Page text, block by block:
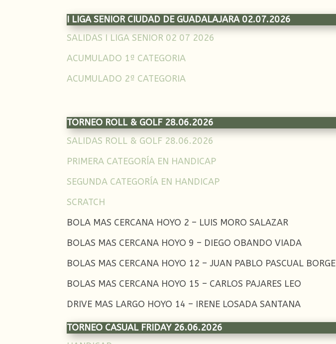
I LIGA SENIOR CIUDAD DE GUADALAJARA 02.07.2026
SALIDAS I LIGA SENIOR 02 07 2026
ACUMULADO 1ª CATEGORIA
ACUMULADO 2ª CATEGORIA
TORNEO ROLL & GOLF 28.06.2026
SALIDAS ROLL & GOLF 28.06.2026
PRIMERA CATEGORÍA EN HANDICAP
SEGUNDA CATEGORÍA EN HANDICAP
SCRATCH
BOLA MAS CERCANA HOYO 2 – LUIS MORO SALAZAR
BOLAS MAS CERCANA HOYO 9 – DIEGO OBANDO VIADA
BOLAS MAS CERCANA HOYO 12 – JUAN PABLO PASCUAL BORGE
BOLAS MAS CERCANA HOYO 15 – CARLOS PAJARES LEO
DRIVE MAS LARGO HOYO 14 – IRENE LOSADA SANTANA
TORNEO CASUAL FRIDAY 26.06.2026